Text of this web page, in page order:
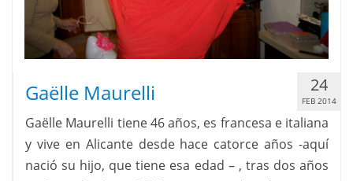
Gaëlle Maurelli 24
FEB 2014
Gaëlle Maurelli tiene 46 años, es francesa e italiana
y vive en Alicante desde hace catorce años -aquí
nació su hijo, que tiene esa edad – , tras dos años